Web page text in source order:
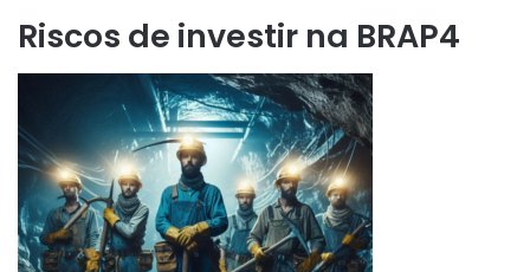
Riscos de investir na BRAP4